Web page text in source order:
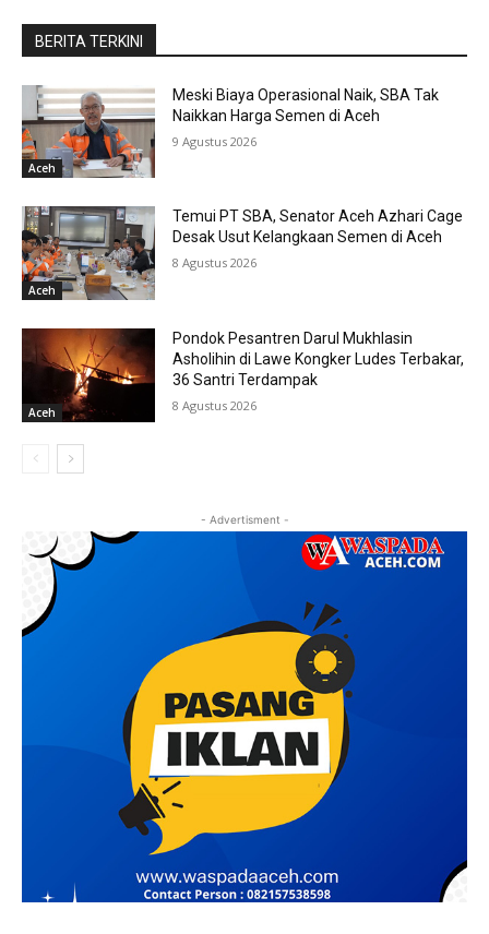
BERITA TERKINI
Aceh
Meski Biaya Operasional Naik, SBA Tak
Naikkan Harga Semen di Aceh
9 Agustus 2026
Aceh
Temui PT SBA, Senator Aceh Azhari Cage
Desak Usut Kelangkaan Semen di Aceh
8 Agustus 2026
Aceh
Pondok Pesantren Darul Mukhlasin
Asholihin di Lawe Kongker Ludes Terbakar,
36 Santri Terdampak
8 Agustus 2026
- Advertisment -